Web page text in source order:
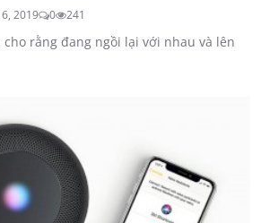
2019 0 241
rằng đang ngồi lại với nhau và lên